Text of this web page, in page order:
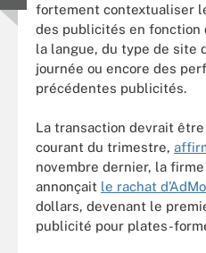
fortement contextualiser
des publicités en fonction
la langue, du type de site
journée ou encore des
précédentes publicités.
La transaction devrait
courant du trimestre,
novembre dernier, la
annonçait le rachat
dollars, devenant le
publicité pour plates-